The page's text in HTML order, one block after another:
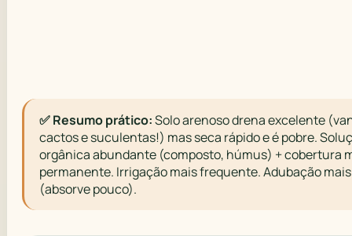
✅ Resumo prático:Solo arenoso drena excelente
cactos e suculentas!) mas seca rápido e é pobre.
orgânica abundante (composto, húmus) + cobertura
permanente. Irrigação mais frequente. Adubação
(absorve pouco).